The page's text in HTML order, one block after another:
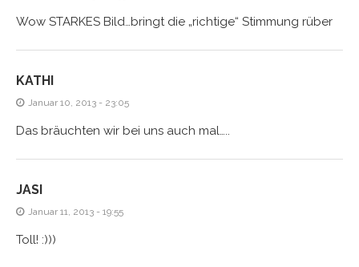
Wow STARKES Bild…bringt die „richtige“ Stimmung rüber
KATHI
Januar 10, 2013 - 23:05
Das bräuchten wir bei uns auch mal…..
JASI
Januar 11, 2013 - 19:55
Toll! :)))